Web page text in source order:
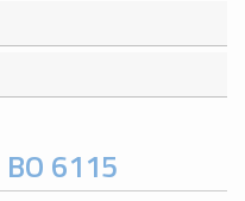
BO 6115